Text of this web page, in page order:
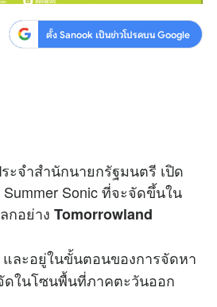
ตั้ง Sanook เป็นข่าวโปรดบน Google
ะจำสำนักนายกรัฐมนตรี เปิด
Sonic ที่จะจัดขึ้นใน
กอย่าง Tomorrowland
ละอยู่ในขั้นตอนของการจัดหา
ดในโซนพื้นที่ภาคตะวันออก